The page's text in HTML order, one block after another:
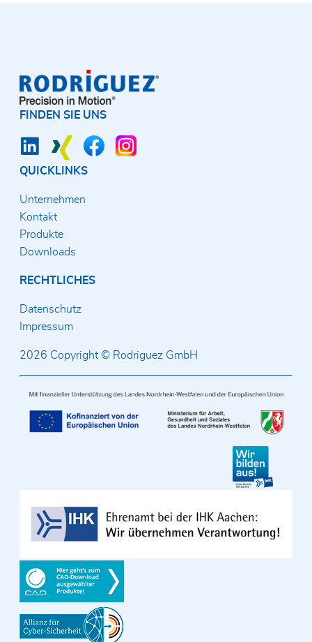
FINDEN SIE UNS
QUICKLINKS
Unternehmen
Kontakt
Produkte
Downloads
RECHTLICHES
Datenschutz
Impressum
2026 Copyright © Rodriguez GmbH